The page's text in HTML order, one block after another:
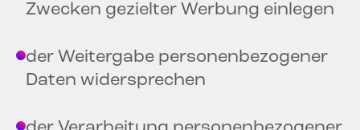
Zwecken gezielter Werbung einlegen
der Weitergabe personenbezogener
Daten widersprechen